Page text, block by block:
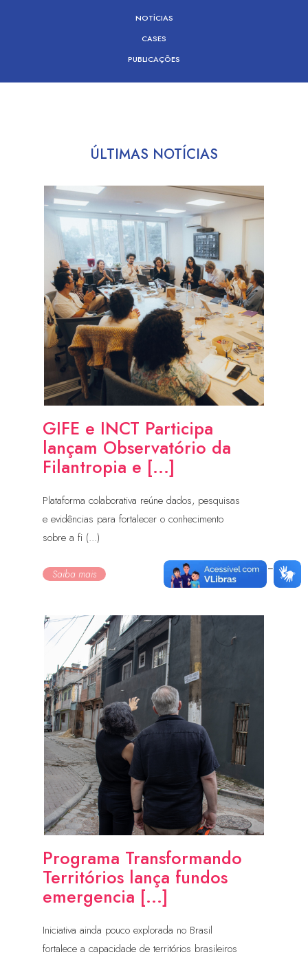
NOTÍCIAS
CASES
PUBLICAÇÕES
ÚLTIMAS NOTÍCIAS
GIFE e INCT Participa
lançam Observatório da
Filantropia e [...]
Plataforma colaborativa reúne dados, pesquisas
e evidências para fortalecer o conhecimento
sobre a fi (...)
Saiba mais
Programa Transformando
Territórios lança fundos
emergencia [...]
Iniciativa ainda pouco explorada no Brasil
fortalece a capacidade de territórios brasileiros